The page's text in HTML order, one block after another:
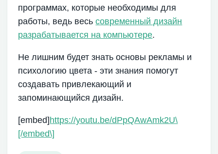
программах, которые необходимы для
работы, ведь весьсовременный дизайн
разрабатывается на компьютере.
Не лишним будет знать основы рекламы и
психологию цвета - эти знания помогут
создавать привлекающий и
запоминающийся дизайн.
[embed] https://youtu.be/dPpQAwAmk2U\
[/embed\]